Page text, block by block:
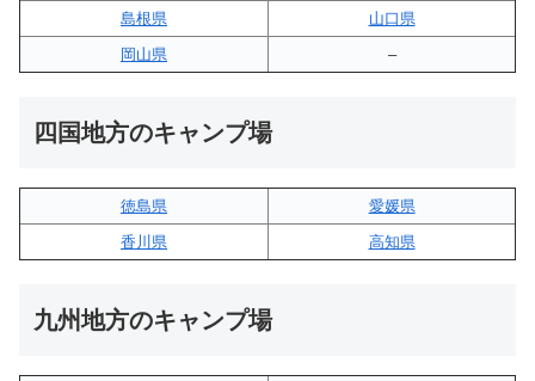
島根県
山口県
岡山県
–
四国地方のキャンプ場
徳島県
愛媛県
香川県
高知県
九州地方のキャンプ場